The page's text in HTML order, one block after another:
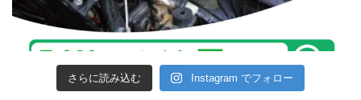
さらに読み込む Instagram でフォロー